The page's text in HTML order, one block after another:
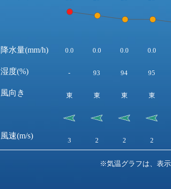
降水量(mm/h)
湿度(%)
風向き
風速(m/s)
0.0 0.0 0.0 0.0
- 93 94 95
東 東 東 東
3 2 2 2
※気温グラフは、表